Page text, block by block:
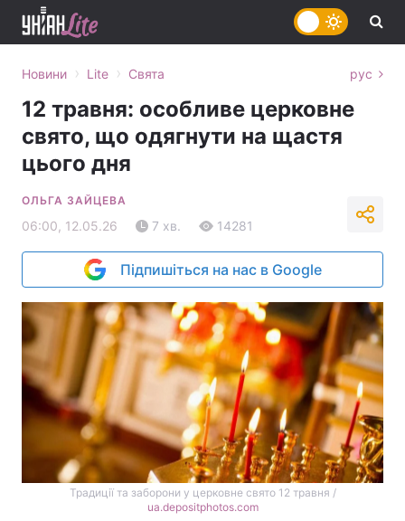
Новини › Lite › Свята рус
12 травня: особливе церковне
свято, що одягнути на щастя
цього дня
ОЛЬГА ЗАЙЦЕВА
06:00, 12.05.26 7 хв. 14281
Підпишіться на нас в Google
Традиції та заборони у церковне свято 12 травня /
ua.depositphotos.com